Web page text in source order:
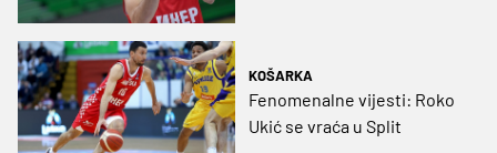
KOŠARKA
Fenomenalne vijesti: Roko
Ukić se vraća u Split